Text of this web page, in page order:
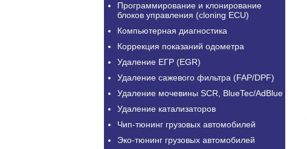
Программирование и клонирование
блоков управления (cloning ECU)
Компьютерная диагностика
Коррекция показаний одометра
Удаление ЕГР (EGR)
Удаление сажевого фильтра (FAP/DPF)
Удаление мочевины SCR, BlueTec/AdBlue
Удаление катализаторов
Чип-тюнинг грузовых автомобилей
Эко-тюнинг грузовых автомобилей